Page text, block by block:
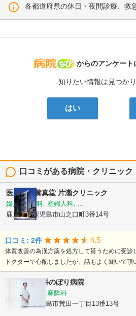
各都道府県の休日・夜間診療、救
病院なび
からのアンケート
知りたい情報は見つか
はい
口コミがある病院・クリニック
医療法人養真堂 片瀬クリニック
婦人科, 産科, 産婦人科, ...
鹿児島県鹿児島市山之口町3番14号
口コミ: 2件 4.5
体質改善の為漢方薬を処方して貰うために受診
ドクターで心配しましたが、話もよく聞いて頂
産科・婦人科のぼり病院
産科, 婦人科, 麻酔科
鹿児島県鹿児島市荒田一丁目13番13号